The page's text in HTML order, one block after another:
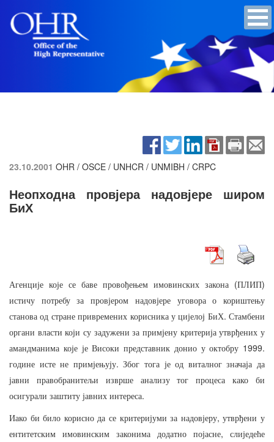
23.10.2001 OHR / OSCE / UNHCR / UNMIBH / CRPC
Неопходна провјера надовјере широм
БиХ
Агенције које се баве провођењем имовинских закона (ПЛИП)
истичу потребу за провјером надовјере уговора о
кориштењу
станова од стране привремених корисника у цијелој БиХ. Стамбени
органи власти који су задужени за примјену критерија утврђених у
амандманима које је Високи представник донио у октобру 1999.
године исте не примјењују.Због тога је од виталног значаја да
јавни
правобранитељи изврше анализу тог процеса како
би
осигурали заштиту јавних интереса.
Иако би било корисно да се критеријуми за надовјеру,утврђени у
ентитетским
имовинским законима додатно појасне,
слиједеће